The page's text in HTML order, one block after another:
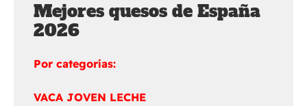
Mejores quesos de España
2026
Por categorías:
VACA JOVEN LECHE